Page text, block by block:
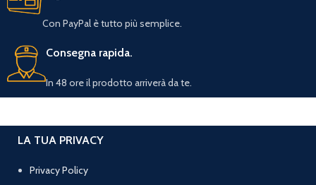
Con PayPal è tutto più semplice.
Consegna rapida.
In 48 ore il prodotto arriverà da te.
LA TUA PRIVACY
Privacy Policy